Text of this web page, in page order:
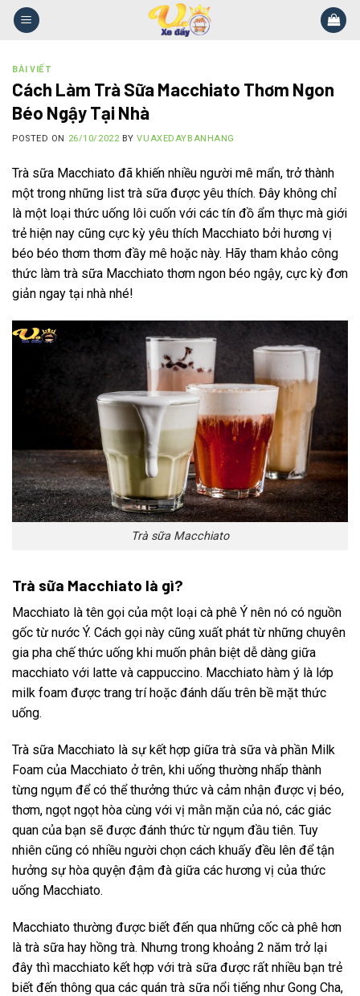
Skip
BÀI VIẾT
Cách Làm Trà Sữa Macchiato Thơm Ngon
Béo Ngậy Tại Nhà
POSTED ON 26/10/2022BYVUAXEDAYBANHANG
Trà sữa Macchiato đã khiến nhiều người mê mẩn, trở thành
một trong những list trà sữa được yêu thích. Đây không chỉ
là một loại thức uống lôi cuốn với các tín đồ ẩm thực mà giới
trẻ hiện nay cũng cực kỳ yêu thích Macchiato bởi hương vị
béo béo thơm thơm đầy mê hoặc này. Hãy tham khảo công
thức làm trà sữa Macchiato thơm ngon béo ngậy, cực kỳ đơn
giản ngay tại nhà nhé!
Trà sữa Macchiato
Trà sữa Macchiato là gì?
Macchiato là tên gọi của một loại cà phê Ý nên nó có nguồn
gốc từ nước Ý. Cách gọi này cũng xuất phát từ những chuyên
gia pha chế thức uống khi muốn phân biệt dễ dàng giữa
macchiato với latte và cappuccino. Macchiato hàm ý là lớp
milk foam được trang trí hoặc đánh dấu trên bề mặt thức
uống.
Trà sữa Macchiato là sự kết hợp giữa trà sữa và phần Milk
Foam của Macchiato ở trên, khi uống thường nhấp thành
từng ngụm để có thể thưởng thức và cảm nhận được vị béo,
thơm, ngọt ngọt hòa cùng với vị mằn mặn của nó, các giác
quan của bạn sẽ được đánh thức từ ngụm đầu tiên. Tuy
nhiên cũng có nhiều người chọn cách khuấy đều lên để tận
hưởng sự hòa quyện đậm đà giữa các hương vị của thức
uống Macchiato.
Macchiato thường được biết đến qua những cốc cà phê hơn
là trà sữa hay hồng trà. Nhưng trong khoảng 2 năm trở lại
đây thì macchiato kết hợp với trà sữa được rất nhiều bạn trẻ
biết đến thông qua các quán trà sữa nổi tiếng như Gong Cha,